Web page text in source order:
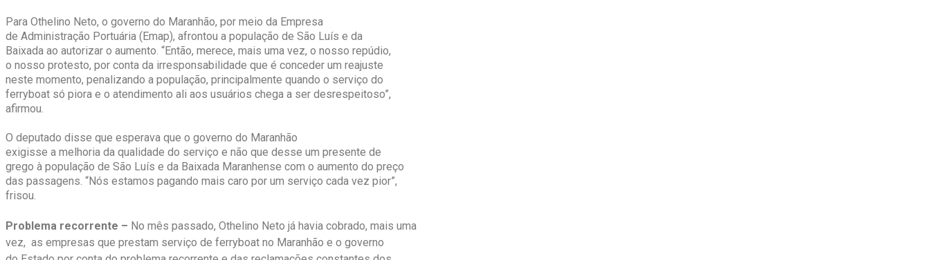
Para Othelino Neto, o governo do Maranhão, por meio da Empresa
de Administração Portuária (Emap), afrontou a população de São Luís e da
Baixada ao autorizar o aumento. “Então, merece, mais uma vez, o nosso repúdio,
o nosso protesto, por conta da irresponsabilidade que é conceder um reajuste
neste momento, penalizando a população, principalmente quando o serviço do
ferryboat só piora e o atendimento ali aos usuários chega a ser desrespeitoso”,
afirmou.
O deputado disse que esperava que o governo do Maranhão
exigisse a melhoria da qualidade do serviço e não que desse um presente de
grego à população de São Luís e da Baixada Maranhense com o aumento do preço
das passagens. “Nós estamos pagando mais caro por um serviço cada vez pior”,
frisou.
Problema recorrente – No mês passado, Othelino Neto já havia cobrado, mais uma
vez, as empresas que prestam serviço de ferryboat no Maranhão e o governo